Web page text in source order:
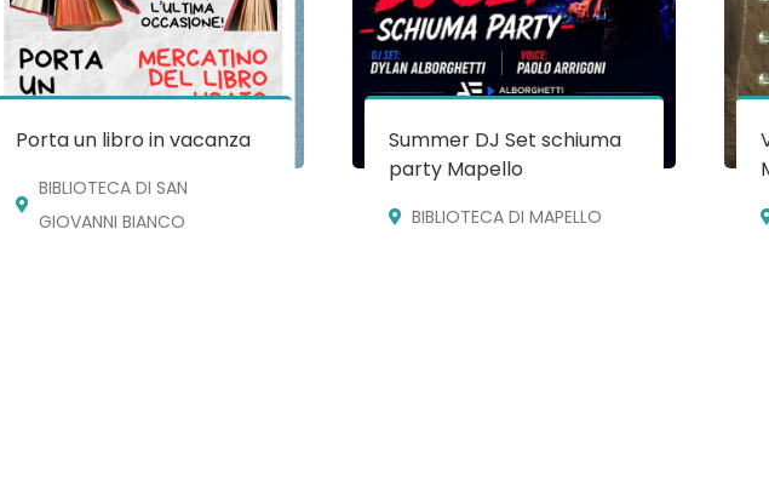
Porta un libro in vacanza
BIBLIOTECA DI SAN
GIOVANNI BIANCO
Summer DJ Set schiuma
party Mapello
BIBLIOTECA DI MAPELLO